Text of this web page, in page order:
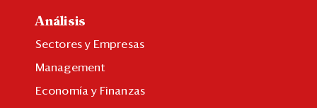
Análisis
Sectores y Empresas
Management
Economía y Finanzas